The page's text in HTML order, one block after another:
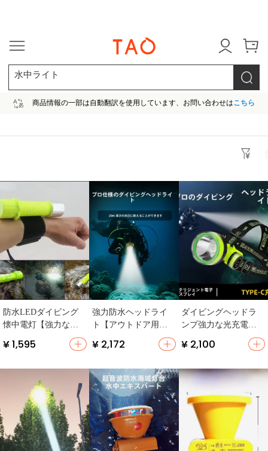
水中ライト
商品情報の一部は自動翻訳を使用しています、お問い合わせはこちら
防水LEDダイビング
懐中電灯【強力な照
明・アウトドア用・
自転車ライト】
¥ 1,595
強力防水ヘッドライ
ト【アウトドア用・
明るさ抜群・潜水対
応】（セットアップ
¥ 2,172
ダイビングヘッドラ
ンプ強力な光充電式
¥ 2,100